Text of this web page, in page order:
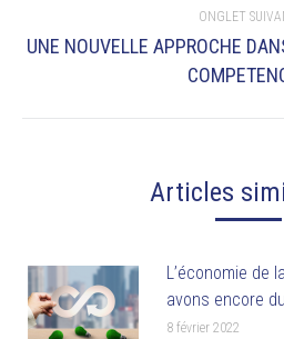
ONGLET
UNE NOUVELLE APPROCHE
Articles
L’économie de
avons encore
8 février 2022